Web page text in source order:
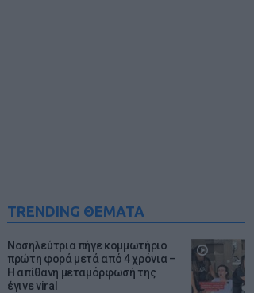
TRENDING ΘΕΜΑΤΑ
Νοσηλεύτρια πήγε κομμωτήριο
πρώτη φορά μετά από 4 χρόνια –
Η απίθανη μεταμόρφωσή της
έγινε viral